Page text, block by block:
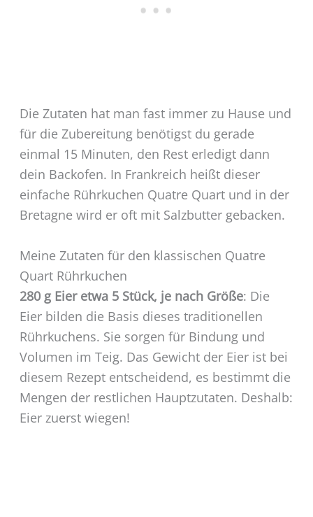
Die Zutaten hat man fast immer zu Hause und
für die Zubereitung benötigst du gerade
einmal 15 Minuten, den Rest erledigt dann
dein Backofen. In Frankreich heißt dieser
einfache Rührkuchen Quatre Quart und in der
Bretagne wird er oft mit Salzbutter gebacken.
Meine Zutaten für den klassischen Quatre
Quart Rührkuchen
280 g Eier etwa 5 Stück, je nach Größe: Die
Eier bilden die Basis dieses traditionellen
Rührkuchens. Sie sorgen für Bindung und
Volumen im Teig. Das Gewicht der Eier ist bei
diesem Rezept entscheidend, es bestimmt die
Mengen der restlichen Hauptzutaten. Deshalb:
Eier zuerst wiegen!